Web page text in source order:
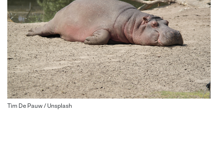
Tim De Pauw / Unsplash